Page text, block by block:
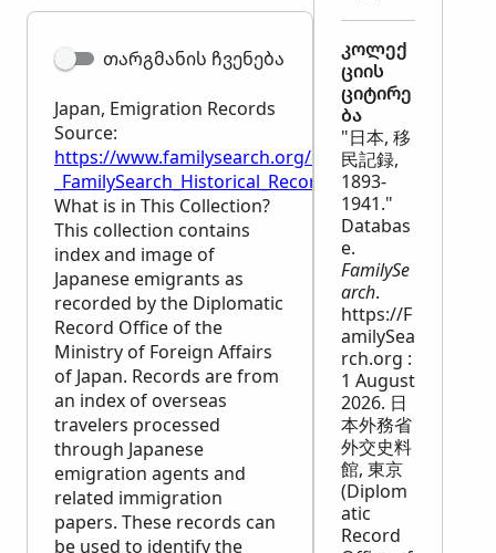
თარგმანის ჩვენება
Japan, Emigration Records
Source:
https://www.familysearch.org/en/wiki/
_FamilySearch_Historical_Records
What is in This Collection?
This collection contains
index and image of
Japanese emigrants as
recorded by the Diplomatic
Record Office of the
Ministry of Foreign Affairs
of Japan. Records are from
an index of overseas
travelers processed
through Japanese
emigration agents and
related immigration
papers. These records can
be used to identify the
კოლექ
ციის
ციტირე
ბა
"日本, 移
民記録,
1893-
1941."
Databas
e.
FamilySe
arch.
https://F
amilySea
rch.org :
1 August
2026. 日
本外務省
外交史料
館, 東京
(Diplom
atic
Record